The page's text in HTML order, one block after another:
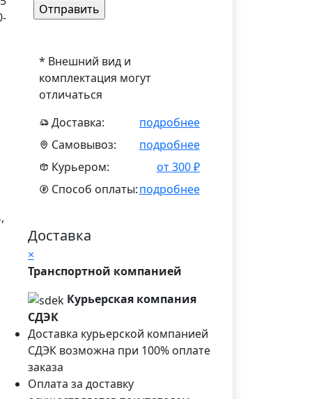
* Внешний вид и
комплектация могут
отличаться
Доставка:
подробнее
Самовывоз:
подробнее
Курьером:
от 300 ₽
Способ оплаты:подробнее
Доставка
×
Транспортной компанией
Курьерская компания
СДЭК
Доставка курьерской компанией
СДЭК возможна при 100% оплате
заказа
Оплата за доставку